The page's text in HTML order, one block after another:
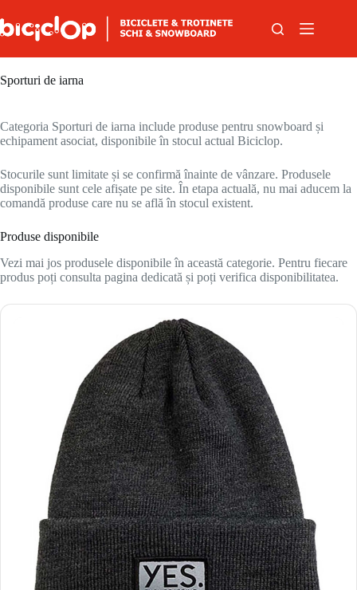
Sporturi de iarna
Categoria Sporturi de iarna include produse pentru snowboard și
echipament asociat, disponibile în stocul actual Biciclop.
Stocurile sunt limitate și se confirmă înainte de vânzare. Produsele
disponibile sunt cele afișate pe site. În etapa actuală, nu mai aducem la
comandă produse care nu se află în stocul existent.
Produse disponibile
Vezi mai jos produsele disponibile în această categorie. Pentru fiecare
produs poți consulta pagina dedicată și poți verifica disponibilitatea.